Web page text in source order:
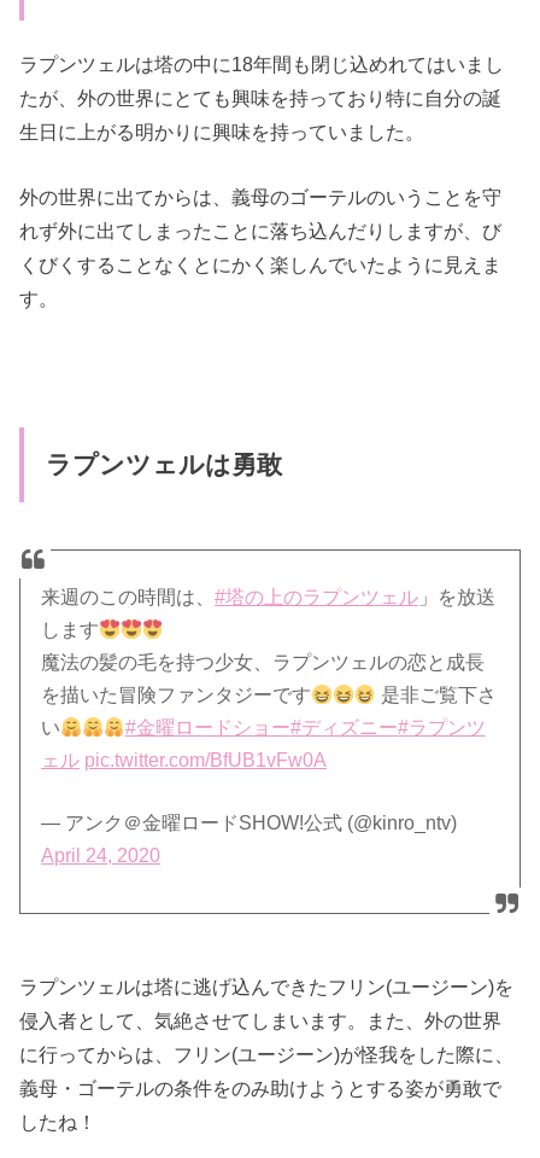
ラプンツェルは塔の中に18年間も閉じ込めれてはいまし
たが、外の世界にとても興味を持っており特に自分の誕
生日に上がる明かりに興味を持っていました。
外の世界に出てからは、義母のゴーテルのいうことを守
れず外に出てしまったことに落ち込んだりしますが、び
くびくすることなくとにかく楽しんでいたように見えま
す。
ラプンツェルは勇敢
来週のこの時間は、#塔の上のラプンツェル 」を放送
します
魔法の髪の毛を持つ少女、ラプンツェルの恋と成長
を描いた冒険ファンタジーです
是非ご覧下さ
い
#金曜ロードショー#ディズニー#ラプンツ
ェル pic.twitter.com/BfUB1vFw0A
— アンク＠金曜ロードSHOW!公式 (@kinro_ntv)
April 24, 2020
ラプンツェルは塔に逃げ込んできたフリン(ユージーン)を
侵入者として、気絶させてしまいます。また、外の世界
に行ってからは、フリン(ユージーン)が怪我をした際に、
義母・ゴーテルの条件をのみ助けようとする姿が勇敢で
したね！